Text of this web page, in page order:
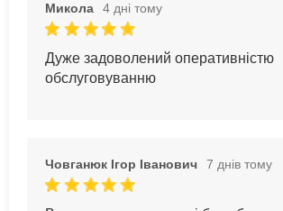
Микола 4 дні тому
Дуже задоволений оперативністю
обслуговуванню
Човганюк Ігор Іванович 7 днів тому